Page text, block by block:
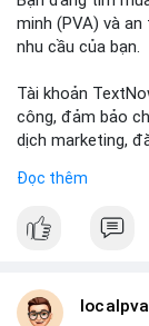
theo của số BTC
trường.
Nhà đầu tư nhỏ
xúc. Quan sát
hướng trước khi
#68dot0591btc
minh (PVA) và
nhu cầu của bạn.
Tài khoản
công, đảm bảo
dịch marketing,
chúng tôi qua:
- Email:
Đọc thêm